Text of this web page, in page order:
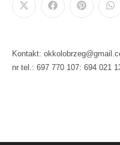
Kontakt:
nr tel.: 697 770 107: 694 021